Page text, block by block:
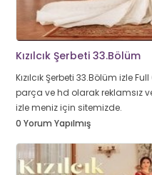
Kızılcık Şerbeti 33.Bölüm
Kızılcık Şerbeti 33.Bölüm izle
parça ve hd olarak reklamsız
izle meniz için sitemizde.
0 Yorum Yapılmış